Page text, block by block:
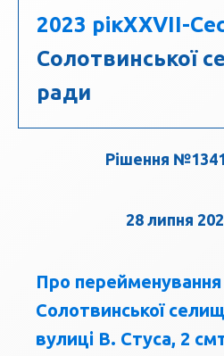
2023 рікХХVII-
Солотвинської
ради
Рішення
28 липня
Про
Солотвинської
вулиці В. Стуса, 2